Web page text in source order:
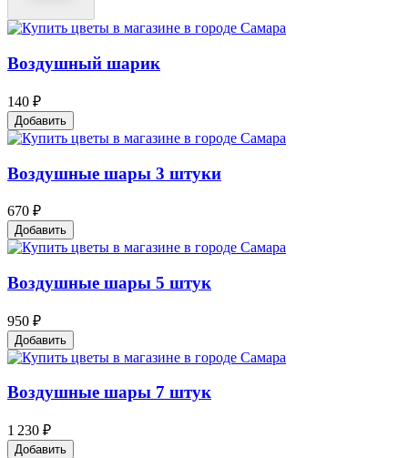
Воздушный шарик
140 ₽
Добавить
Воздушные шары 3 штуки
670 ₽
Добавить
Воздушные шары 5 штук
950 ₽
Добавить
Воздушные шары 7 штук
1 230 ₽
Добавить